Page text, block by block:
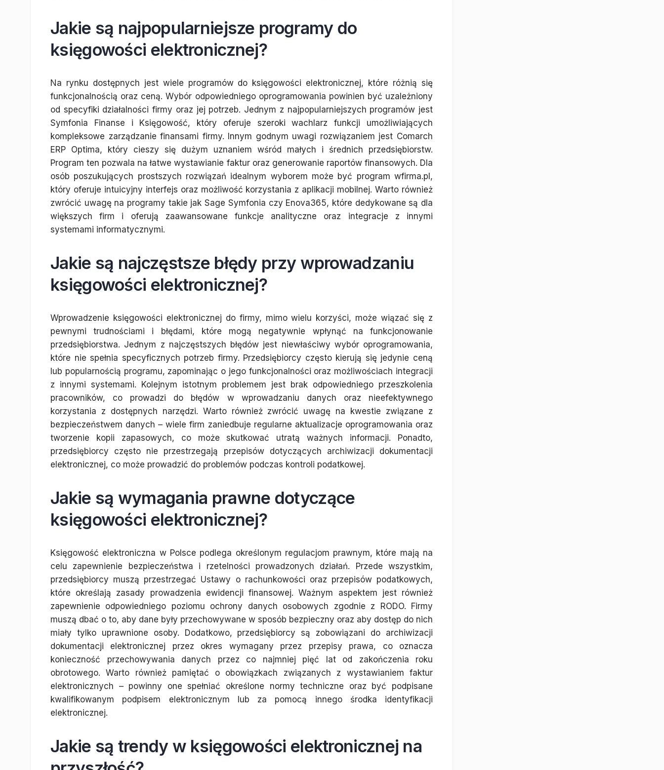
Jakie są najpopularniejsze programy do
księgowości elektronicznej?
Na rynku dostępnych jest wiele programów do księgowości elektronicznej, które różnią się
funkcjonalnością oraz ceną. Wybór odpowiedniego oprogramowania powinien być uzależniony
od specyfiki działalności firmy oraz jej potrzeb. Jednym z najpopularniejszych programów jest
Symfonia Finanse i Księgowość, który oferuje szeroki wachlarz funkcji umożliwiających
kompleksowe zarządzanie finansami firmy. Innym godnym uwagi rozwiązaniem jest Comarch
ERP Optima, który cieszy się dużym uznaniem wśród małych i średnich przedsiębiorstw.
Program ten pozwala na łatwe wystawianie faktur oraz generowanie raportów finansowych. Dla
osób poszukujących prostszych rozwiązań idealnym wyborem może być program wfirma.pl,
który oferuje intuicyjny interfejs oraz możliwość korzystania z aplikacji mobilnej. Warto również
zwrócić uwagę na programy takie jak Sage Symfonia czy Enova365, które dedykowane są dla
większych firm i oferują zaawansowane funkcje analityczne oraz integracje z innymi
systemami informatycznymi.
Jakie są najczęstsze błędy przy wprowadzaniu
księgowości elektronicznej?
Wprowadzenie księgowości elektronicznej do firmy, mimo wielu korzyści, może wiązać się z
pewnymi trudnościami i błędami, które mogą negatywnie wpłynąć na funkcjonowanie
przedsiębiorstwa. Jednym z najczęstszych błędów jest niewłaściwy wybór oprogramowania,
które nie spełnia specyficznych potrzeb firmy. Przedsiębiorcy często kierują się jedynie ceną
lub popularnością programu, zapominając o jego funkcjonalności oraz możliwościach integracji
z innymi systemami. Kolejnym istotnym problemem jest brak odpowiedniego przeszkolenia
pracowników, co prowadzi do błędów w wprowadzaniu danych oraz nieefektywnego
korzystania z dostępnych narzędzi. Warto również zwrócić uwagę na kwestie związane z
bezpieczeństwem danych – wiele firm zaniedbuje regularne aktualizacje oprogramowania oraz
tworzenie kopii zapasowych, co może skutkować utratą ważnych informacji. Ponadto,
przedsiębiorcy często nie przestrzegają przepisów dotyczących archiwizacji dokumentacji
elektronicznej, co może prowadzić do problemów podczas kontroli podatkowej.
Jakie są wymagania prawne dotyczące
księgowości elektronicznej?
Księgowość elektroniczna w Polsce podlega określonym regulacjom prawnym, które mają na
celu zapewnienie bezpieczeństwa i rzetelności prowadzonych działań. Przede wszystkim,
przedsiębiorcy muszą przestrzegać Ustawy o rachunkowości oraz przepisów podatkowych,
które określają zasady prowadzenia ewidencji finansowej. Ważnym aspektem jest również
zapewnienie odpowiedniego poziomu ochrony danych osobowych zgodnie z RODO. Firmy
muszą dbać o to, aby dane były przechowywane w sposób bezpieczny oraz aby dostęp do nich
miały tylko uprawnione osoby. Dodatkowo, przedsiębiorcy są zobowiązani do archiwizacji
dokumentacji elektronicznej przez okres wymagany przez przepisy prawa, co oznacza
konieczność przechowywania danych przez co najmniej pięć lat od zakończenia roku
obrotowego. Warto również pamiętać o obowiązkach związanych z wystawianiem faktur
elektronicznych – powinny one spełniać określone normy techniczne oraz być podpisane
kwalifikowanym podpisem elektronicznym lub za pomocą innego środka identyfikacji
elektronicznej.
Jakie są trendy w księgowości elektronicznej na